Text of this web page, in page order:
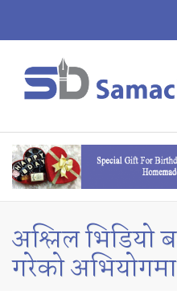
अश्लिल भिडियो
गरेको